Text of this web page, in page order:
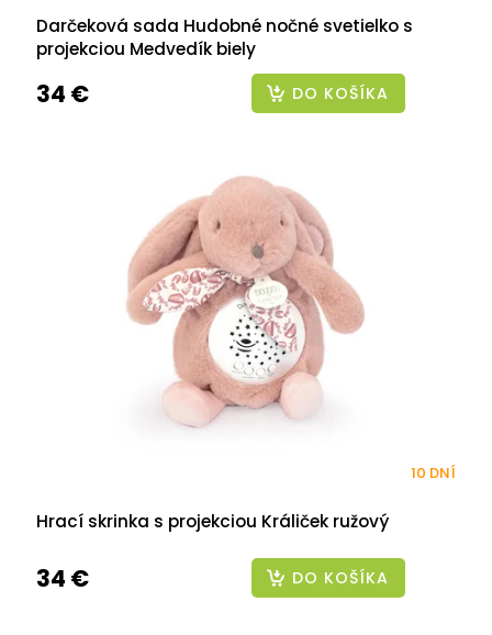
Darčeková sada Hudobné nočné svetielko s
projekciou Medvedík biely
34 € DO KOŠÍKA
Hrací skrinka s projekciou Králiček ružový
10 DNÍ
34 € DO KOŠÍKA